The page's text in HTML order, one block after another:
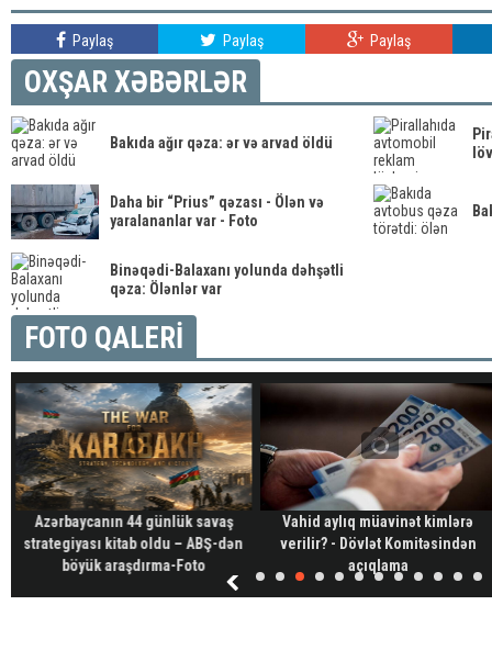
Paylaş Paylaş Paylaş
OXŞAR XƏBƏRLƏR
Bakıda ağır qəza: ər və arvad öldü
Daha bir “Prius” qəzası - Ölən və
yaralananlar var - Foto
Binəqədi-Balaxanı yolunda dəhşətli
qəza: Ölənlər var
FOTO QALERİ
Azərbaycanın 44 günlük savaş
strategiyası kitab oldu – ABŞ-dən
böyük araşdırma-Foto
Vahid aylıq müavinət kimlərə
verilir? - Dövlət Komitəsindən
açıqlama